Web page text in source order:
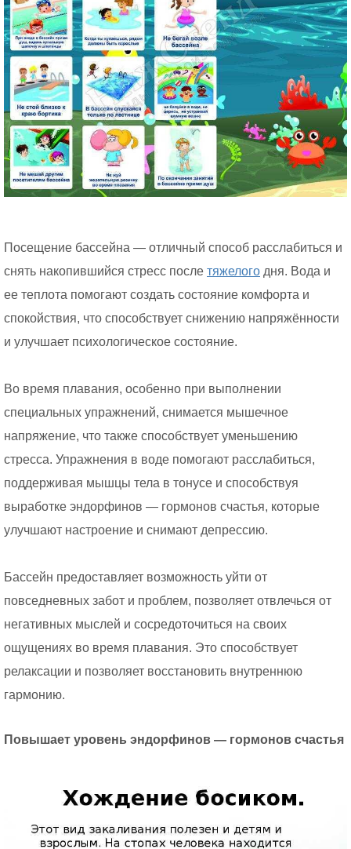
Посещение бассейна — отличный способ расслабиться и
снять накопившийся стресс после тяжелого дня. Вода и
ее теплота помогают создать состояние комфорта и
спокойствия, что способствует снижению напряжённости
и улучшает психологическое состояние.
Во время плавания, особенно при выполнении
специальных упражнений, снимается мышечное
напряжение, что также способствует уменьшению
стресса. Упражнения в воде помогают расслабиться,
поддерживая мышцы тела в тонусе и способствуя
выработке эндорфинов — гормонов счастья, которые
улучшают настроение и снимают депрессию.
Бассейн предоставляет возможность уйти от
повседневных забот и проблем, позволяет отвлечься от
негативных мыслей и сосредоточиться на своих
ощущениях во время плавания. Это способствует
релаксации и позволяет восстановить внутреннюю
гармонию.
Повышает уровень эндорфинов — гормонов счастья